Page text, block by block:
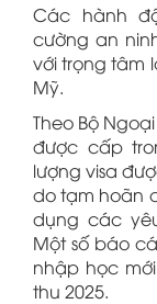
Các hành
cường an
với trọng tâm
Mỹ.
Theo Bộ
được cấp
lượng visa
do tạm hoãn
dụng các
Một số báo
nhập học
thu 2025.